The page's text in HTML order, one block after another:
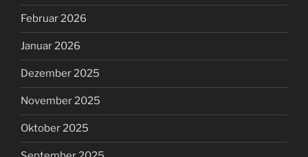
Februar 2026
Januar 2026
Dezember 2025
November 2025
Oktober 2025